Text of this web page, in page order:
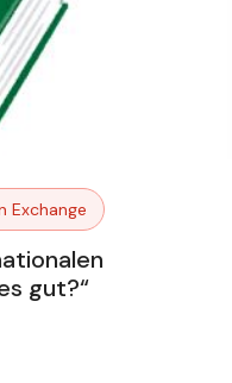
Exchange
gut?“